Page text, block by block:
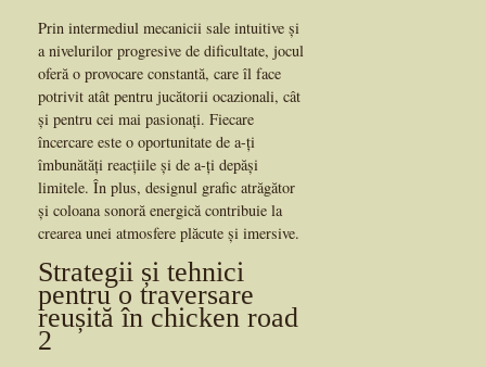
Prin intermediul mecanicii sale intuitive și
a nivelurilor progresive de dificultate, jocul
oferă o provocare constantă, care îl face
potrivit atât pentru jucătorii ocazionali, cât
și pentru cei mai pasionați. Fiecare
încercare este o oportunitate de a-ți
îmbunătăți reacțiile și de a-ți depăși
limitele. În plus, designul grafic atrăgător
și coloana sonoră energică contribuie la
crearea unei atmosfere plăcute și imersive.
Strategii și tehnici
pentru o traversare
reușită în chicken road
2